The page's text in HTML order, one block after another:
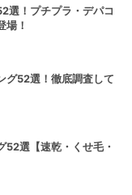
選！プチプラ・デパコ
場！
グ52選！徹底調査して
52選【速乾・くせ毛・